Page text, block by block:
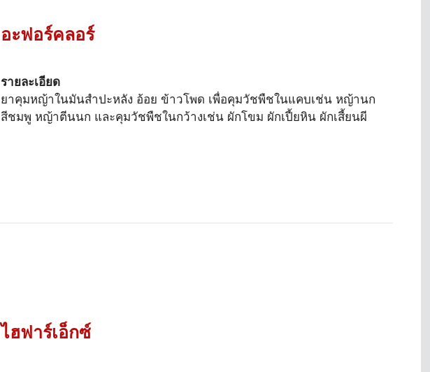
อะฟอร์คลอร์
รายละเอียด
ยาคุมหญ้าในมันสำปะหลัง อ้อย ข้าวโพด เพื่อคุมวัชพืชในแคบเช่น หญ้านก
สีชมพู หญ้าตีนนก และคุมวัชพืชในกว้างเช่น ผักโขม ผักเปี้ยหิน ผักเสี้ยนผี
ไฮฟาร์เอ็กซ์